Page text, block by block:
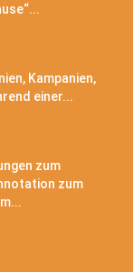
Kampanien,
einer...
zum
zum